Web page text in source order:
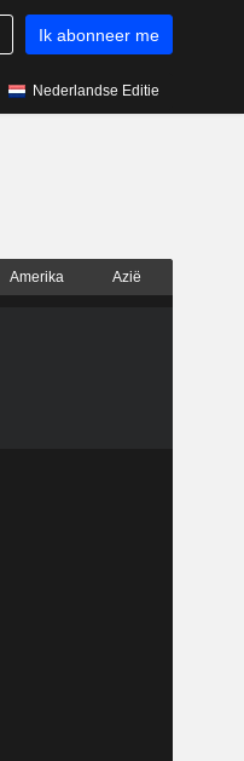
Ik abonneer me
Nederlandse Editie
Amerika Azië